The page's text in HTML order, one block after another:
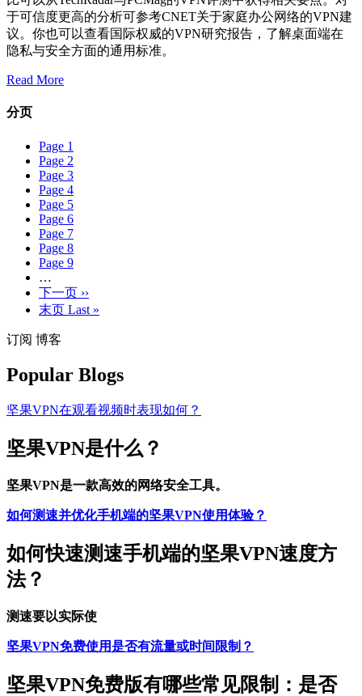
于可信度更高的分析可参考CNET关于家庭办公网络的VPN建
议。你也可以查看国际权威的VPN研究报告，了解桌面端在
隐私与安全方面的通用标准。
Read More
分页
Page 1
Page 2
Page 3
Page 4
Page 5
Page 6
Page 7
Page 8
Page 9
…
下一页 ››
末页 Last »
订阅 博客
Popular Blogs
坚果VPN在观看视频时表现如何？
坚果VPN是什么？
坚果VPN是一款高效的网络安全工具。
如何测速并优化手机端的坚果VPN使用体验？
如何快速测速手机端的坚果VPN速度方
法？
测速要以实际使
坚果VPN免费使用是否有流量或时间限制？
坚果VPN免费版有哪些常见限制：是否